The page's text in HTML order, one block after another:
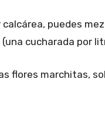
puedes
cucharada por
flores marchitas,